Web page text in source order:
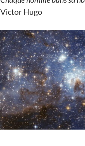
Victor Hugo